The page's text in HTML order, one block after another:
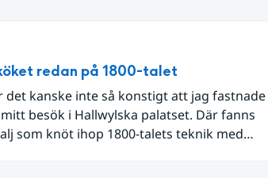
redan på 1800-talet
det kanske inte så konstigt att jag fastnade
besök i Hallwylska palatset. Där fanns
som knöt ihop 1800-talets teknik med